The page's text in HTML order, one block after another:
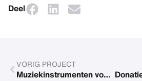
Deel
VORIG PROJECT
Muziekinstrumenten voor het weeshuis